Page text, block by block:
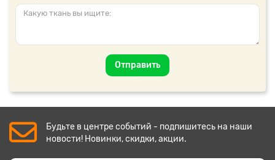
Отправить
Будьте в центре событий - подпишитесь на наши
новости! Новинки, скидки, акции.